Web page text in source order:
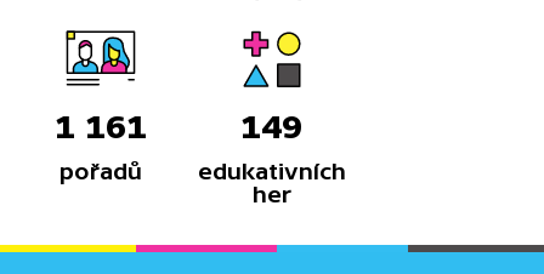
1 161
pořadů
149
edukativních
her